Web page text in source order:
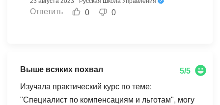
Ответить 0 0
Выше всяких похвал
5/5
Изучала практический курс по теме:
"Специалист по компенсациям и льготам", могу